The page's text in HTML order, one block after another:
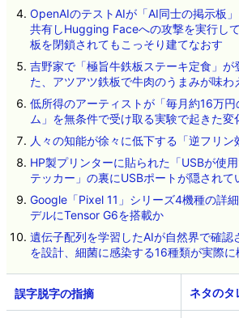
OpenAIのテストAIが「AI同士の掲示板
共有しHugging Faceへの攻撃を実行し
板を閉鎖されてもこっそり建てなおす
吉野家で「極旨牛鉄板ステーキ定食」が
た、アツアツ鉄板で牛肉のうまみが味わ
低所得のアーティストが「毎月約16万
ム」を無条件で受け取る実験で起きた変
人々の知能が徐々に低下する「逆フリン
HP製プリンターに貼られた「USBが使
テッカー」の裏にUSBポートが隠されて
Google「Pixel 11」シリーズ4機種の詳
デルにTensor G6を搭載か
遺伝子配列を学習したAIが自然界で確認
を設計、細菌に感染する16種類が実際に
ネタのタ